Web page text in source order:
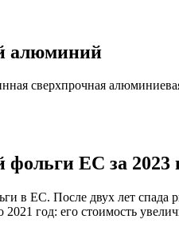
алюминий
сверхпрочная
ЕС за 2023
в ЕС. После двух лет
год: его стоимость